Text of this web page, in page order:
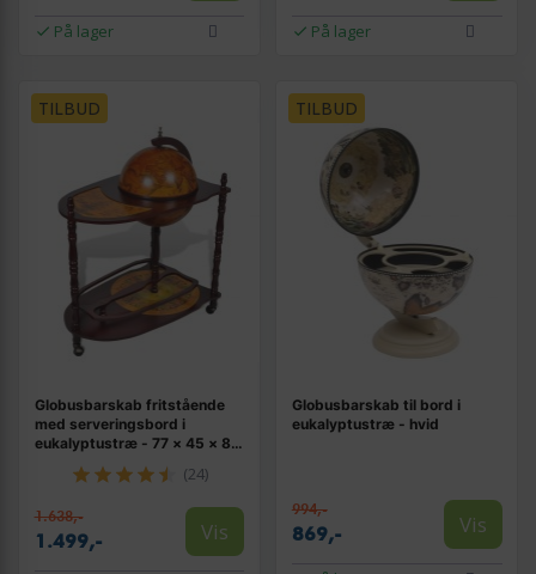
På lager På lager
TILBUD
Globusbarskab fritstående
med serveringsbord i
eukalyptustræ - 77 × 45 × 88
(24)
1.638,-
1.499,- Vis
TILBUD
Globusbarskab til bord i
eukalyptustræ - hvid
994,-
869,- Vis